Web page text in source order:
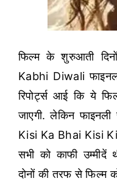
फिल्म के शुरुआती
Kabhi Diwali
रिपोर्ट्स आई कि ये
जाएगी. लेकिन
Kisi Ka Bhai Kisi
सभी को काफी
दोनों की तरफ से फिल्म